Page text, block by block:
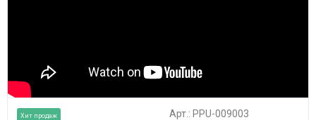
Хит продаж Арт.: PPU-009003